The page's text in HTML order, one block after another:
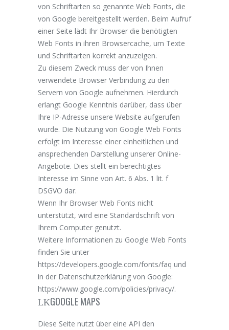
von Schriftarten so genannte Web Fonts, die
von Google bereitgestellt werden. Beim Aufruf
einer Seite lädt Ihr Browser die benötigten
Web Fonts in ihren Browsercache, um Texte
und Schriftarten korrekt anzuzeigen.
Zu diesem Zweck muss der von Ihnen
verwendete Browser Verbindung zu den
Servern von Google aufnehmen. Hierdurch
erlangt Google Kenntnis darüber, dass über
Ihre IP-Adresse unsere Website aufgerufen
wurde. Die Nutzung von Google Web Fonts
erfolgt im Interesse einer einheitlichen und
ansprechenden Darstellung unserer Online-
Angebote. Dies stellt ein berechtigtes
Interesse im Sinne von Art. 6 Abs. 1 lit. f
DSGVO dar.
Wenn Ihr Browser Web Fonts nicht
unterstützt, wird eine Standardschrift von
Ihrem Computer genutzt.
Weitere Informationen zu Google Web Fonts
finden Sie unter
https://developers.google.com/fonts/faq und
in der Datenschutzerklärung von Google:
https://www.google.com/policies/privacy/.
GOOGLE MAPS
Diese Seite nutzt über eine API den